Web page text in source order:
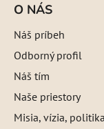
O NÁS
Náš príbeh
Odborný profil
Náš tím
Naše priestory
Misia, vízia,